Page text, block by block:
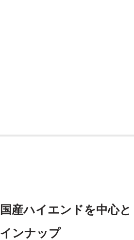
国産ハイエンドを中心
インナップ